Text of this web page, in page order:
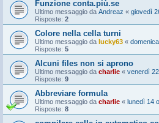
Funzione conta.più.se
Ultimo messaggio da Andreaz « giovedì
Risposte: 2
Colore nella cella turni
Ultimo messaggio da lucky63 «
Risposte: 5
Alcuni files non si aprono
Ultimo messaggio da charlie « venerdì
Risposte: 9
Abbreviare formula
Ultimo messaggio da charlie « lunedì 14
Risposte: 8